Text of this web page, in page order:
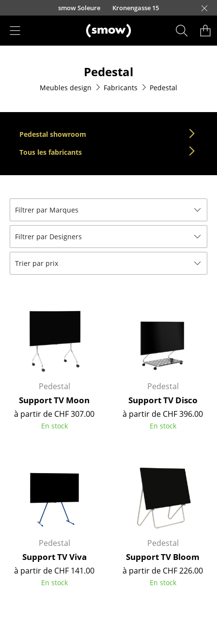
Accéder directement au contenu
smow Soleure Kronengasse 15
Chaises de cuisine & salle à manger
Canapés
Fauteuils
Fauteuils lounge
Chaises et Tabourets de bar
Bancs & Chaises longues
Poufs poires
Chaises enfants
Chaises de bureau
Chaises de conférence
Fauteuils de direction
Pièces détachées
... voir tous les sièges
Tables basses
Bureaux & Secrétaires
Secrétaires & Tables PC
Tables de conférence et Pupitres
Tables hautes & Pupitres
Pedestal
Meubles design Fabricants Pedestal
Pedestal showroom
Tous les fabricants
Filtrer par Marques
Filtrer par Designers
Trier par prix
Pedestal
Support TV Moon
à partir de CHF 307.00
En stock
Pedestal
Support TV Disco
à partir de CHF 396.00
En stock
Pedestal
Support TV Viva
à partir de CHF 141.00
En stock
Pedestal
Support TV Bloom
à partir de CHF 226.00
En stock